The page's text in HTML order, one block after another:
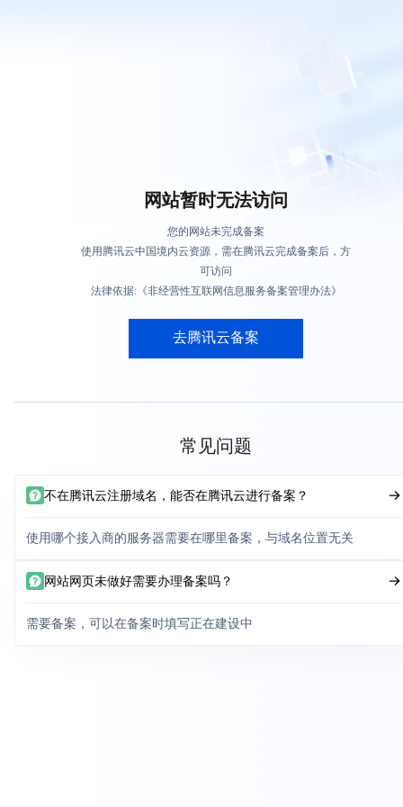
网站暂时无法访问
您的网站未完成备案
使用腾讯云中国境内云资源，需在腾讯云完成备案后，方
可访问
法律依据:《非经营性互联网信息服务备案管理办法》
去腾讯云备案
常见问题
不在腾讯云注册域名，能否在腾讯云进行备案？
使用哪个接入商的服务器需要在哪里备案，与域名位置无关
网站网页未做好需要办理备案吗？
需要备案，可以在备案时填写正在建设中